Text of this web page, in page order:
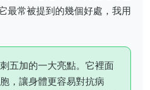
最常被提到的幾個好處，我用
五加的一大亮點。它裡面
，讓身體更容易對抗病